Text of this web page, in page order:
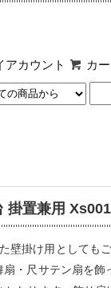
アカウント カ
掛置兼用 Xs001
壁掛け用としても
・尺サテン扇を飾